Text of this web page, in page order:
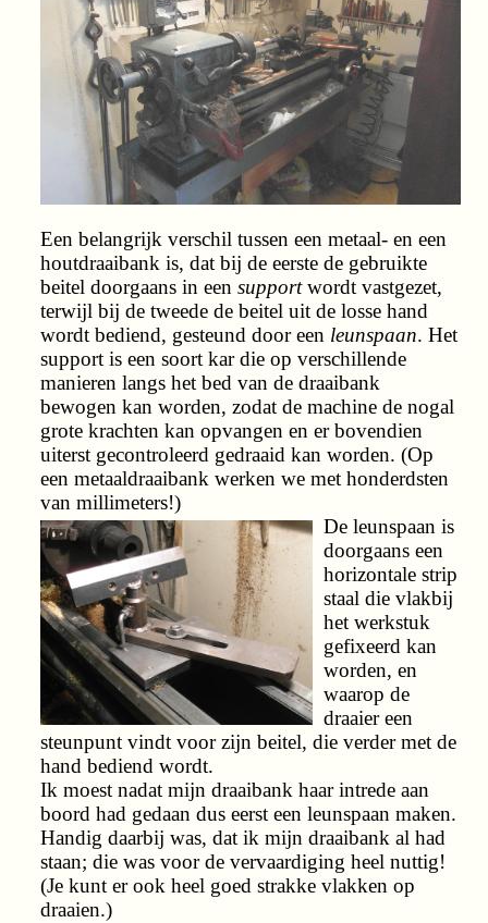
Een belangrijk verschil tussen een metaal- en een
houtdraaibank is, dat bij de eerste de gebruikte
beitel doorgaans in een supportwordt vastgezet,
terwijl bij de tweede de beitel uit de losse hand
wordt bediend, gesteund door een leunspaan. Het
support is een soort kar die op verschillende
manieren langs het bed van de draaibank
bewogen kan worden, zodat de machine de nogal
grote krachten kan opvangen en er bovendien
uiterst gecontroleerd gedraaid kan worden. (Op
een metaaldraaibank werken we met honderdsten
van millimeters!)
De leunspaan is
doorgaans een
horizontale strip
staal die vlakbij
het werkstuk
gefixeerd kan
worden, en
waarop de
draaier een
steunpunt vindt voor zijn beitel, die verder met de
hand bediend wordt.
Ik moest nadat mijn draaibank haar intrede aan
boord had gedaan dus eerst een leunspaan maken.
Handig daarbij was, dat ik mijn draaibank al had
staan; die was voor de vervaardiging heel nuttig!
(Je kunt er ook heel goed strakke vlakken op
draaien.)